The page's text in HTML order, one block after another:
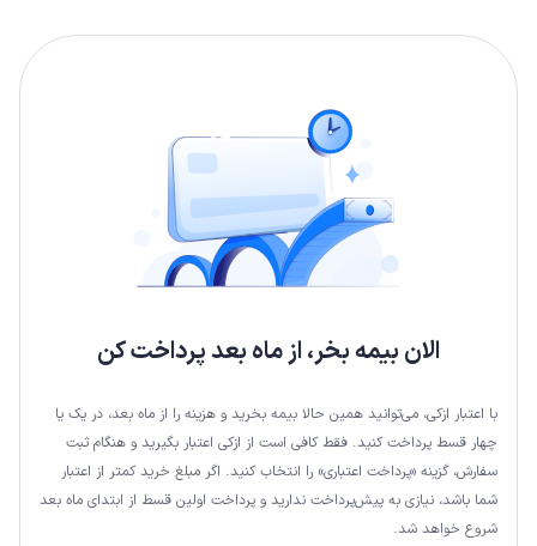
الان بیمه بخر، از ماه بعد پرداخت کن
با اعتبار ازکی، می‌توانید همین حالا بیمه بخرید و هزینه را از ماه بعد، در یک یا
چهار قسط پرداخت کنید. فقط کافی است از ازکی اعتبار بگیرید و هنگام ثبت
سفارش، گزینه «پرداخت اعتباری» را انتخاب کنید. اگر مبلغ خرید کمتر از اعتبار
شما باشد، نیازی به پیش‌پرداخت ندارید و پرداخت اولین قسط از ابتدای ماه بعد
شروع خواهد شد.